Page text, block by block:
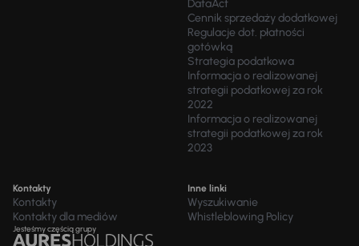
DataAct
Cennik sprzedaży dodatkowej
Regulacje dot. płatności
gotówką
Strategia podatkowa
Informacja o realizowanej
strategii podatkowej za rok
2022
Informacja o realizowanej
strategii podatkowej za rok
2023
Kontakty
Kontakty
Kontakty dla mediów
Inne linki
Wyszukiwanie
Whistleblowing Policy
Jesteśmy częścią grupy